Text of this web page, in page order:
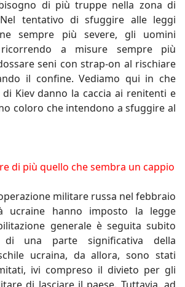
di più truppe nella zona di
tentativo di sfuggire alle leggi
sempre più severe, gli uomini
a misure sempre più
seni con strap-on al rischiare
il confine. Vediamo qui in che
Kiev danno la caccia ai renitenti e
coloro che intendono a sfuggire al
di più quello che sembra un cappio
militare russa nel febbraio
ucraine hanno imposto la legge
generale è seguita subito
una parte significativa della
ucraina, da allora, sono stati
ivi compreso il divieto per gli